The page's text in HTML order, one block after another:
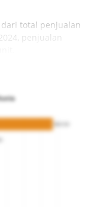
dari total penjualan
penjualan